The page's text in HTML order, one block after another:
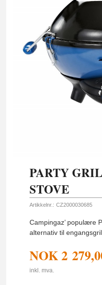
PARTY
STOVE
Artikkelnr.: CZ2000030685
Campingaz’ populære
alternativ til
NOK2
inkl. mva.